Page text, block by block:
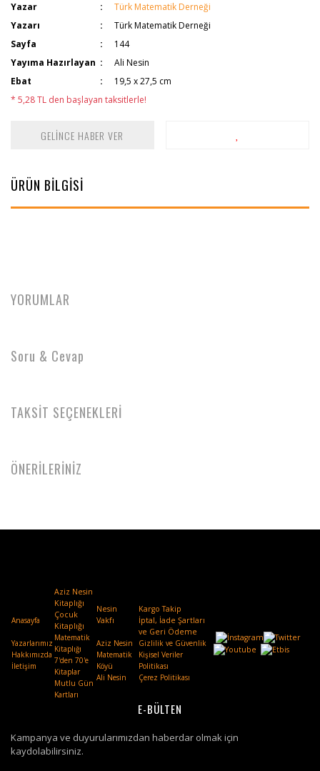
Yazar
Türk Matematik Derneği
Yazarı
Türk Matematik Derneği
Sayfa
144
Yayıma Hazırlayan
Ali Nesin
Ebat
19,5 x 27,5 cm
* 5,28 TL den başlayan taksitlerle!
GELİNCE HABER VER
ÜRÜN BİLGİSİ
YORUMLAR
Soru & Cevap
TAKSİT SEÇENEKLERİ
ÖNERİLERİNİZ
Anasayfa
Yazarlarımız
Hakkımızda
İletişim
Aziz Nesin
Kitaplığı
Çocuk
Kitaplığı
Matematik
Kitaplığı
7'den 70'e
Kitaplar
Mutlu Gün
Kartları
Nesin
Vakfı
Aziz Nesin
Matematik
Köyü
Ali Nesin
Kargo Takip
İptal, İade Şartları
ve Geri Ödeme
Gizlilik ve Güvenlik
Kişisel Veriler
Politikası
Çerez Politikası
E-BÜLTEN
Kampanya ve duyurularımızdan haberdar olmak için
kaydolabilirsiniz.